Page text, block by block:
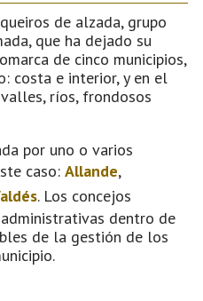
de alzada, grupo
que ha dejado su
de cinco municipios,
costa e interior, y en el
ríos, frondosos
por uno o varios
caso: Allande,
. Los concejos
dentro de
de la gestión de los